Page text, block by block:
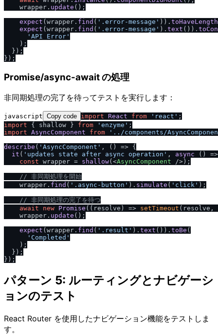
    wrapper.
update ();
expect (wrapper. find ( '.error-message' )). toHaveLength
expect (wrapper. find ( '.error-message' ). text ()).
'API Error'
    );
  });
Promise/async-await の処理
非同期処理の完了を待ってテストを実行します：
javascript Copy code import React from 'react'
import { shallow } from 'enzyme'
import AsyncComponent from '.. /components/
describe ( 'AsyncComponent' , () => {
it ( 'updates state after async operation' , async ()
const wrapper = shallow( <AsyncComponent /> );
// 非同期処理を開始
    wrapper.
find ( '.async-button' ). simulate ( 'click' );
// 非同期処理の完了を待つ
await
new Promise ( ( resolve ) => setTimeout (resolve,
    wrapper.
update ();
expect (wrapper. find ( '.result' ). text ()). toBe (
'Completed'
    );
  });
パターン 5: ルーティングとナビゲーシ
ョンのテスト
React Router を使用したナビゲーション機能をテストしま
す。